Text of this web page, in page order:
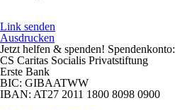
Link senden
Ausdrucken
Jetzt helfen & spenden! Spendenkonto:
CS Caritas Socialis Privatstiftung
Erste Bank
BIC: GIBAATWW
IBAN: AT27 2011 1800 8098 0900